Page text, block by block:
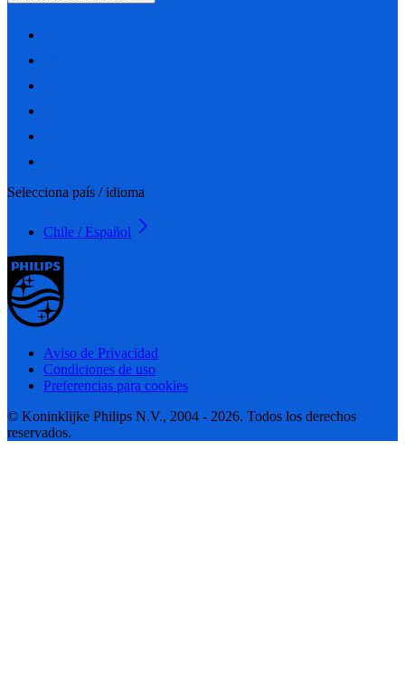
Selecciona país / idioma
Chile / Español
Aviso de Privacidad
Condiciones de uso
Preferencias para cookies
© Koninklijke Philips N.V., 2004 - 2026. Todos los derechos
reservados.